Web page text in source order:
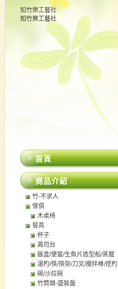
知竹樂工藝社
知竹樂工藝社
首頁
商品介紹
竹-不求人
傢俱
木桌椅
餐具
杯子
壽司台
飯盒/便當/生魚片造型船/蒸籠
湯杓/筷/筷架/刀叉/攪拌棒/挖杓
碗/沙拉碗
竹筒類-盛裝盤